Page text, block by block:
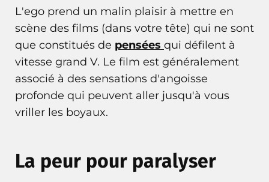
L'ego prend un malin plaisir à mettre en
scène des films (dans votre tête) qui ne sont
que constitués de pensées qui défilent à
vitesse grand V. Le film est généralement
associé à des sensations d'angoisse
profonde qui peuvent aller jusqu'à vous
vriller les boyaux.
La peur pour paralyser